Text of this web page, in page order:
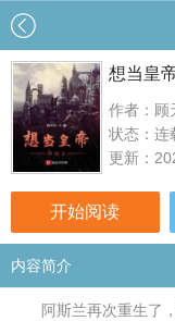
想当皇
作者：顾
状态：连
更新：
开始阅读
内容简介
阿斯兰再次重生了，